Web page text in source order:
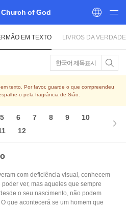
of God
EM TEXTO LIVROS DA VERDADE
한국어 제목표시
texto. Por favor, guarde o que compreendeu
o pela fragrância de Sião.
5 6 7 8 9
10
12
com deficiência visual, conhecem
ver, mas aqueles que sempre
o seu nascimento, não podem
que acontecerá se um homem que